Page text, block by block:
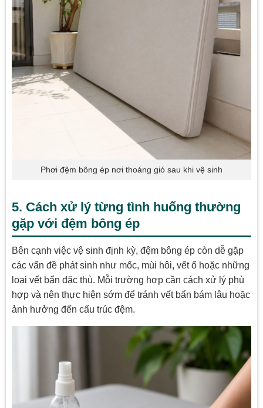
Phơi đệm bông ép nơi thoáng gió sau khi vệ sinh
5. Cách xử lý từng tình huống thường
gặp với đệm bông ép
Bên cạnh việc vệ sinh định kỳ, đệm bông ép còn dễ gặp
các vấn đề phát sinh như mốc, mùi hôi, vết ố hoặc những
loại vết bẩn đặc thù. Mỗi trường hợp cần cách xử lý phù
hợp và nên thực hiện sớm để tránh vết bẩn bám lâu hoặc
ảnh hưởng đến cấu trúc đệm.